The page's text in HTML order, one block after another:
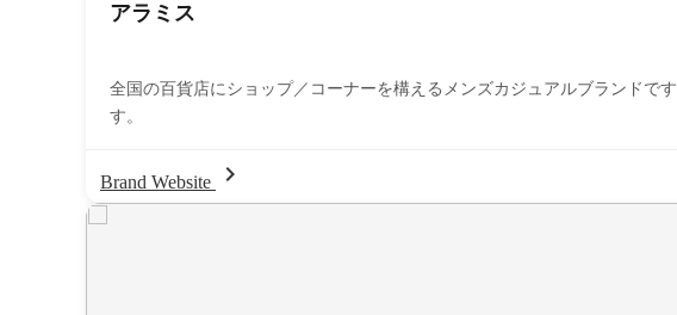
アラミス
全国の百貨店にショップ／コーナーを構えるメンズカジュアルブランドで
す。
Brand Website chevron_right